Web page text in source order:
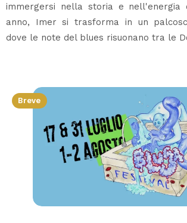
immergersi nella storia e nell'energia
anno, Imer si trasforma in un
dove le note del blues risuonano tra le
Breve